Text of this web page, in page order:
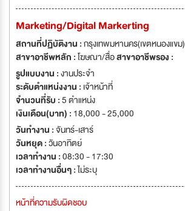
Marketing/Digital Markerting
สถานที่ปฏิบัติงาน :กรุงเทพมหานคร(เขตหนองแขม)
สาขาอาชีพหลัก :โฆษณา/สื่อสาขาอาชีพรอง :
รูปแบบงาน :งานประจำ
ระดับตำแหน่งงาน : เจ้าหน้าที่
จำนวนที่รับ :5 ตำแหน่ง
เงินเดือน(บาท) : 18,000 - 25,000
วันทำงาน :จันทร์-เสาร์
วันหยุด :วันอาทิตย์
เวลาทำงาน :08:30 - 17:30
เวลาทำงานอื่นๆ :ไม่ระบุ
หน้าที่ความรับผิดชอบ